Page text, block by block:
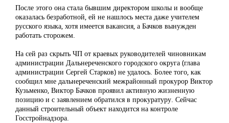
После этого она стала бывшим директором школы и вообще
оказалась безработной, ей не нашлось места даже учителем
русского языка, хотя имеется вакансия, а Бачков вынужден
работать сторожем.
На сей раз скрыть ЧП от краевых руководителей чиновникам
администрации Дальнереченского городского округа (глава
администрации Сергей Старков) не удалось. Более того, как
сообщил мне дальнереченский межрайонный прокурор Виктор
Кузьменко, Виктор Бачков проявил активную жизненную
позицию и с заявлением обратился в прокуратуру. Сейчас
данный строительный объект находится на контроле
Госстройнадзора.